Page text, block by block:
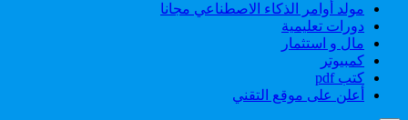
مولد أوامر الذكاء الاصطناعي مجانا
دورات تعليمية
مال و استثمار
كمبيوتر
كتب pdf
أعلن على موقع التقني